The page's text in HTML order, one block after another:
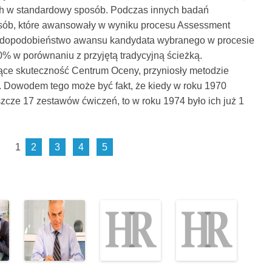
w standardowy sposób. Podczas innych badań
które awansowały w wyniku procesu Assessment
awansu kandydata wybranego w procesie
w porównaniu z przyjętą tradycyjną ścieżką.
skuteczność Centrum Oceny, przyniosły metodzie
tego może być fakt, że kiedy w roku 1970
17 zestawów ćwiczeń, to w roku 1974 było ich już 1
1 2 3 4 5